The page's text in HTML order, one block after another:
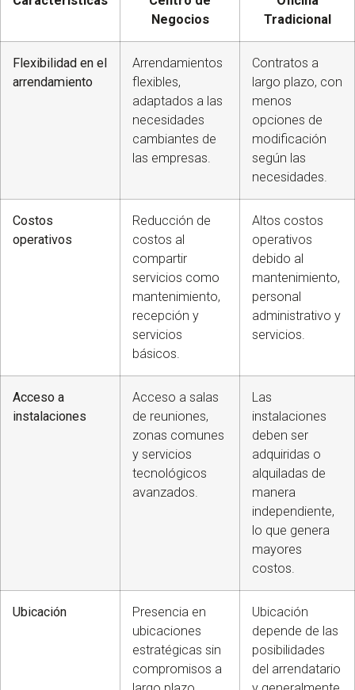
Negocios
Tradicional
Flexibilidad en el
arrendamiento
Arrendamientos
flexibles,
adaptados a las
necesidades
cambiantes de
las empresas.
Contratos a
largo plazo, con
menos
opciones de
modificación
según las
necesidades.
Costos
operativos
Reducción de
costos al
compartir
servicios como
mantenimiento,
recepción y
servicios
básicos.
Altos costos
operativos
debido al
mantenimiento,
personal
administrativo y
servicios.
Acceso a
instalaciones
Acceso a salas
de reuniones,
zonas comunes
y servicios
tecnológicos
avanzados.
Las
instalaciones
deben ser
adquiridas o
alquiladas de
manera
independiente,
lo que genera
mayores
costos.
Ubicación
Presencia en
ubicaciones
estratégicas sin
compromisos a
Ubicación
depende de las
posibilidades
del arrendatario